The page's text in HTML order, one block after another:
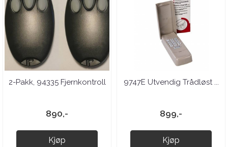
2-Pakk, 94335 Fjernkontroll
890,-
Kjøp
9747E Utvendig Trådløst ...
899,-
Kjøp